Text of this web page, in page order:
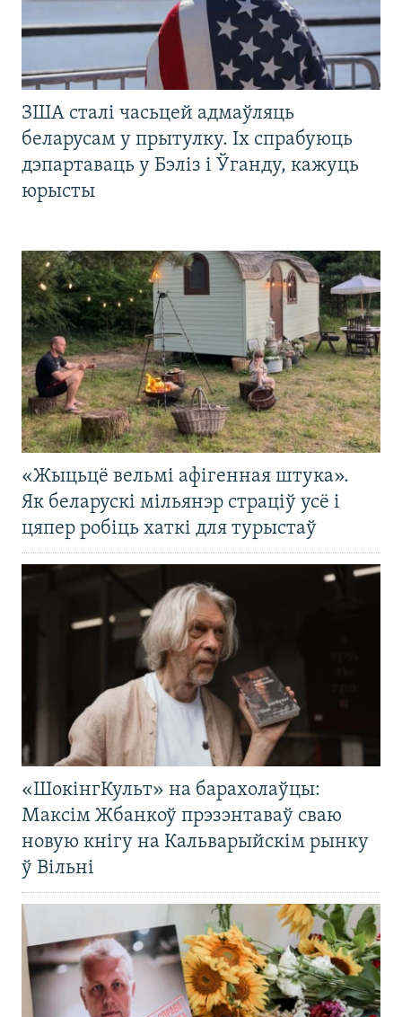
ЗША сталі часьцей адмаўляць
беларусам у прытулку. Іх спрабуюць
дэпартаваць у Бэліз і Ўганду, кажуць
юрысты
«Жыцьцё вельмі афігенная штука».
Як беларускі мільянэр страціў усё і
цяпер робіць хаткі для турыстаў
«ШокінгКульт» на барахолаўцы:
Максім Жбанкоў прэзэнтаваў сваю
новую кнігу на Кальварыйскім рынку
ў Вільні